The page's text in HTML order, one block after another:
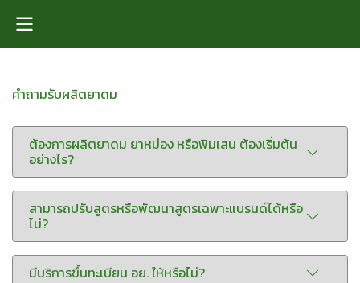
คำถามรับผลิตยาดม
ต้องการผลิตยาดม ยาหม่อง หรือพิมเสน ต้องเริ่มต้น
อย่างไร?
สามารถปรับสูตรหรือพัฒนาสูตรเฉพาะแบรนด์ได้หรือ
ไม่?
มีบริการขึ้นทะเบียน อย. ให้หรือไม่?